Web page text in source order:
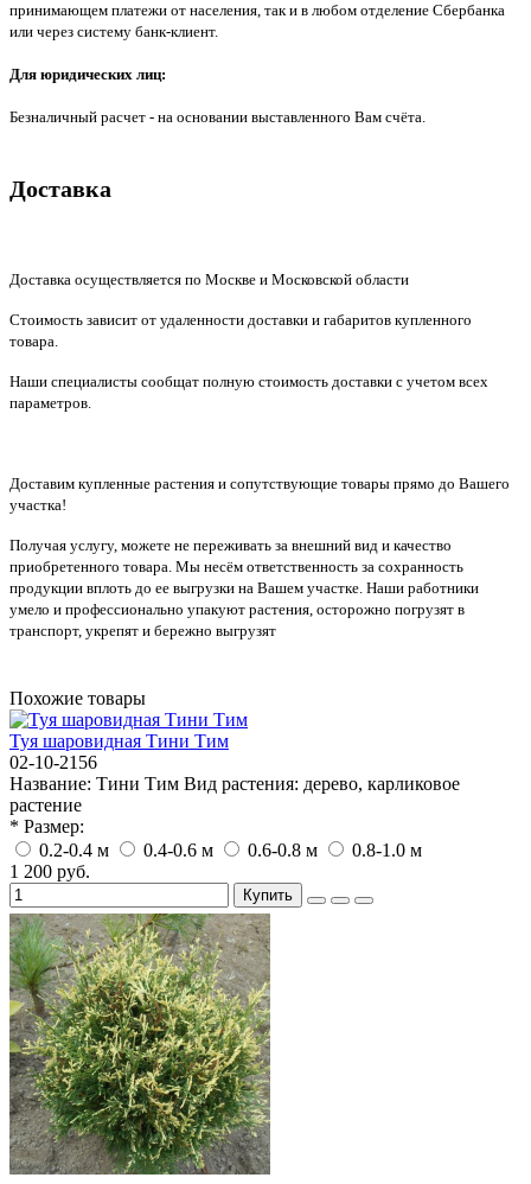
принимающем платежи от населения, так и в любом отделение Сбербанка
или через систему банк-клиент.
Для юридических лиц:
Безналичный расчет - на основании выставленного Вам счёта.
Доставка
Доставка осуществляется по Москве и Московской области
Стоимость зависит от удаленности доставки и габаритов купленного
товара.
Наши специалисты сообщат полную стоимость доставки с учетом всех
параметров.
Доставим купленные растения и сопутствующие товары прямо до Вашего
участка!
Получая услугу, можете не переживать за внешний вид и качество
приобретенного товара. Мы несём ответственность за сохранность
продукции вплоть до ее выгрузки на Вашем участке. Наши работники
умело и профессионально упакуют растения, осторожно погрузят в
транспорт, укрепят и бережно выгрузят
Похожие товары
Туя шаровидная Тини Тим
02-10-2156
Название: Тини Тим Вид растения: дерево, карликовое
растение
* Размер:
0.2-0.4 м
0.4-0.6 м 0.6-0.8 м
0.8-1.0 м
1 200 руб.
Купить